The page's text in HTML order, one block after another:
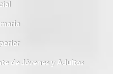
de Jóvenes y Adultos